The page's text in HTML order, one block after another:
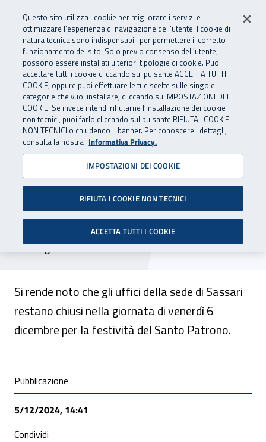
INAIL - Istituto Nazionale
Apri cerca
Navigazione principale
Navigazione - Ti trovi in:
Home Inail comunica Avvisi
Dr Sardegna: chiusura degli
uffici della sede di Sassari
per la festività del Santo
patrono
Nella giornata del 6 dicembre 2024 restano
chiusi gli uffici della sede di Sassari.
Si rende noto che gli uffici della sede di Sassari
restano chiusi nella giornata di venerdì 6
dicembre per la festività del Santo Patrono.
Condivisione social
Pubblicazione
5/12/2024, 14:41
Condividi
Questo sito utilizza i cookie per migliorare i servizi e
ottimizzare l’esperienza di navigazione dell’utente. I cookie di
natura tecnica sono indispensabili per permettere il corretto
funzionamento del sito. Solo previo consenso dell’utente,
possono essere installati ulteriori tipologie di cookie. Puoi
accettare tutti i cookie cliccando sul pulsante ACCETTA TUTTI I
COOKIE, oppure puoi effettuare le tue scelte sulle singole
categorie che vuoi installare, cliccando su IMPOSTAZIONI DEI
COOKIE. Se invece intendi rifiutarne l’installazione dei cookie
non tecnici, puoi farlo cliccando sul pulsante RIFIUTA I COOKIE
NON TECNICI o chiudendo il banner. Per conoscere i dettagli,
consulta la nostra Informativa Privacy.
IMPOSTAZIONI DEI COOKIE
RIFIUTA I COOKIE NON TECNICI
ACCETTA TUTTI I COOKIE